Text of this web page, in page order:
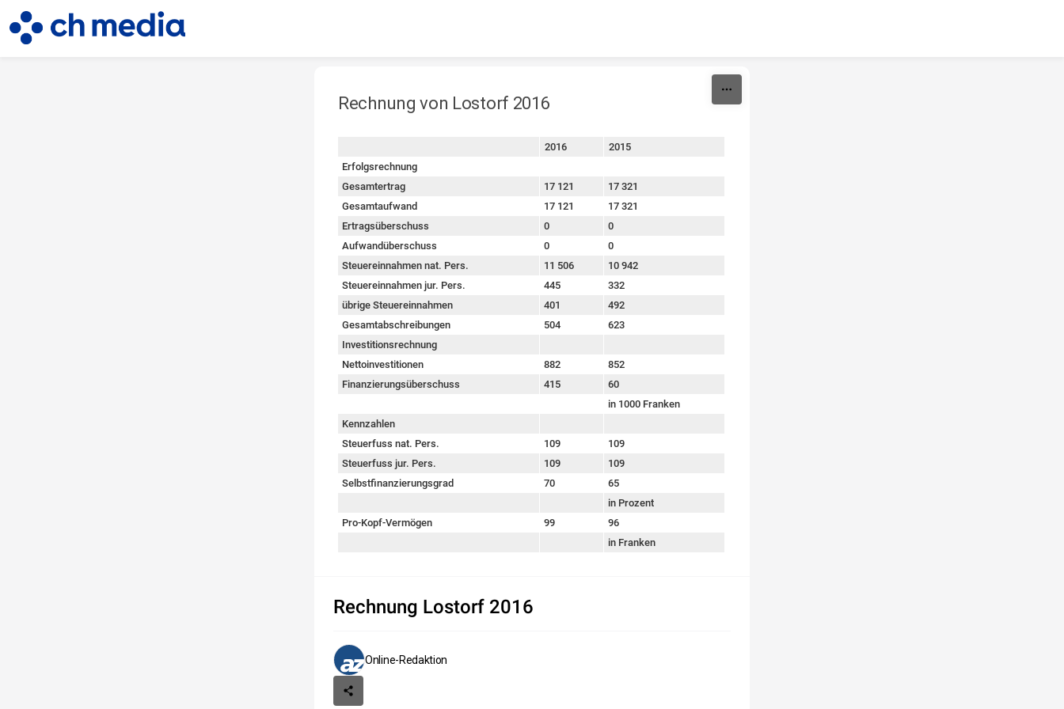
Rechnung von Lostorf 2016
2016
2015
Erfolgsrechnung
Gesamtertrag
17 121
17 321
Gesamtaufwand
17 121
17 321
Ertragsüberschuss
0
0
Aufwandüberschuss
0
0
Steuereinnahmen nat. Pers.
11 506
10 942
Steuereinnahmen jur. Pers.
445
332
übrige Steuereinnahmen
401
492
Gesamtabschreibungen
504
623
Investitionsrechnung
Nettoinvestitionen
882
852
Finanzierungsüberschuss
415
60
in 1000 Franken
Kennzahlen
Steuerfuss nat. Pers.
109
109
Steuerfuss jur. Pers.
109
109
Selbstfinanzierungsgrad
70
65
in Prozent
Pro-Kopf-Vermögen
99
96
in Franken
Rechnung Lostorf 2016
Online-Redaktion